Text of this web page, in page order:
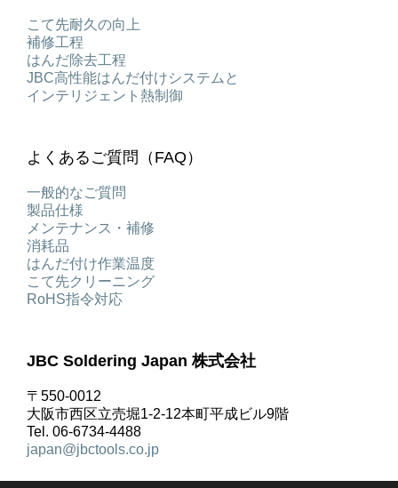
こて先耐久の向上
補修工程
はんだ除去工程
JBC高性能はんだ付けシステムと
インテリジェント熱制御
よくあるご質問（FAQ）
一般的なご質問
製品仕様
メンテナンス・補修
消耗品
はんだ付け作業温度
こて先クリーニング
RoHS指令対応
JBC Soldering Japan 株式会社
〒550-0012
大阪市西区立売堀1-2-12本町平成ビル9階
Tel. 06-6734-4488
japan@jbctools.co.jp